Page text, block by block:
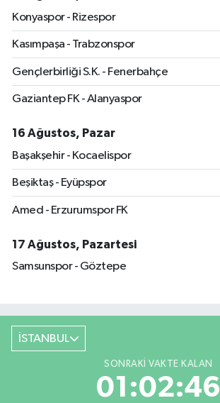
Konyaspor - Rizespor
Kasımpaşa - Trabzonspor
Gençlerbirliği S.K. - Fenerbahçe
Gaziantep FK - Alanyaspor
16 Ağustos, Pazar
Başakşehir - Kocaelispor
Beşiktaş - Eyüpspor
Amed - Erzurumspor FK
17 Ağustos, Pazartesi
Samsunspor - Göztepe
İSTANBUL
SONRAKI VAKTE KALAN
01:02:45